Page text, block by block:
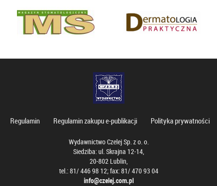
Regulamin Regulamin zakupu e-publikacji Polityka prywatności
Wydawnictwo Czelej Sp. z o. o.
Siedziba: ul. Skrajna 12-14,
20-802 Lublin,
tel.: 81/ 446 98 12; fax: 81/ 470 93 04
info@czelej.com.pl